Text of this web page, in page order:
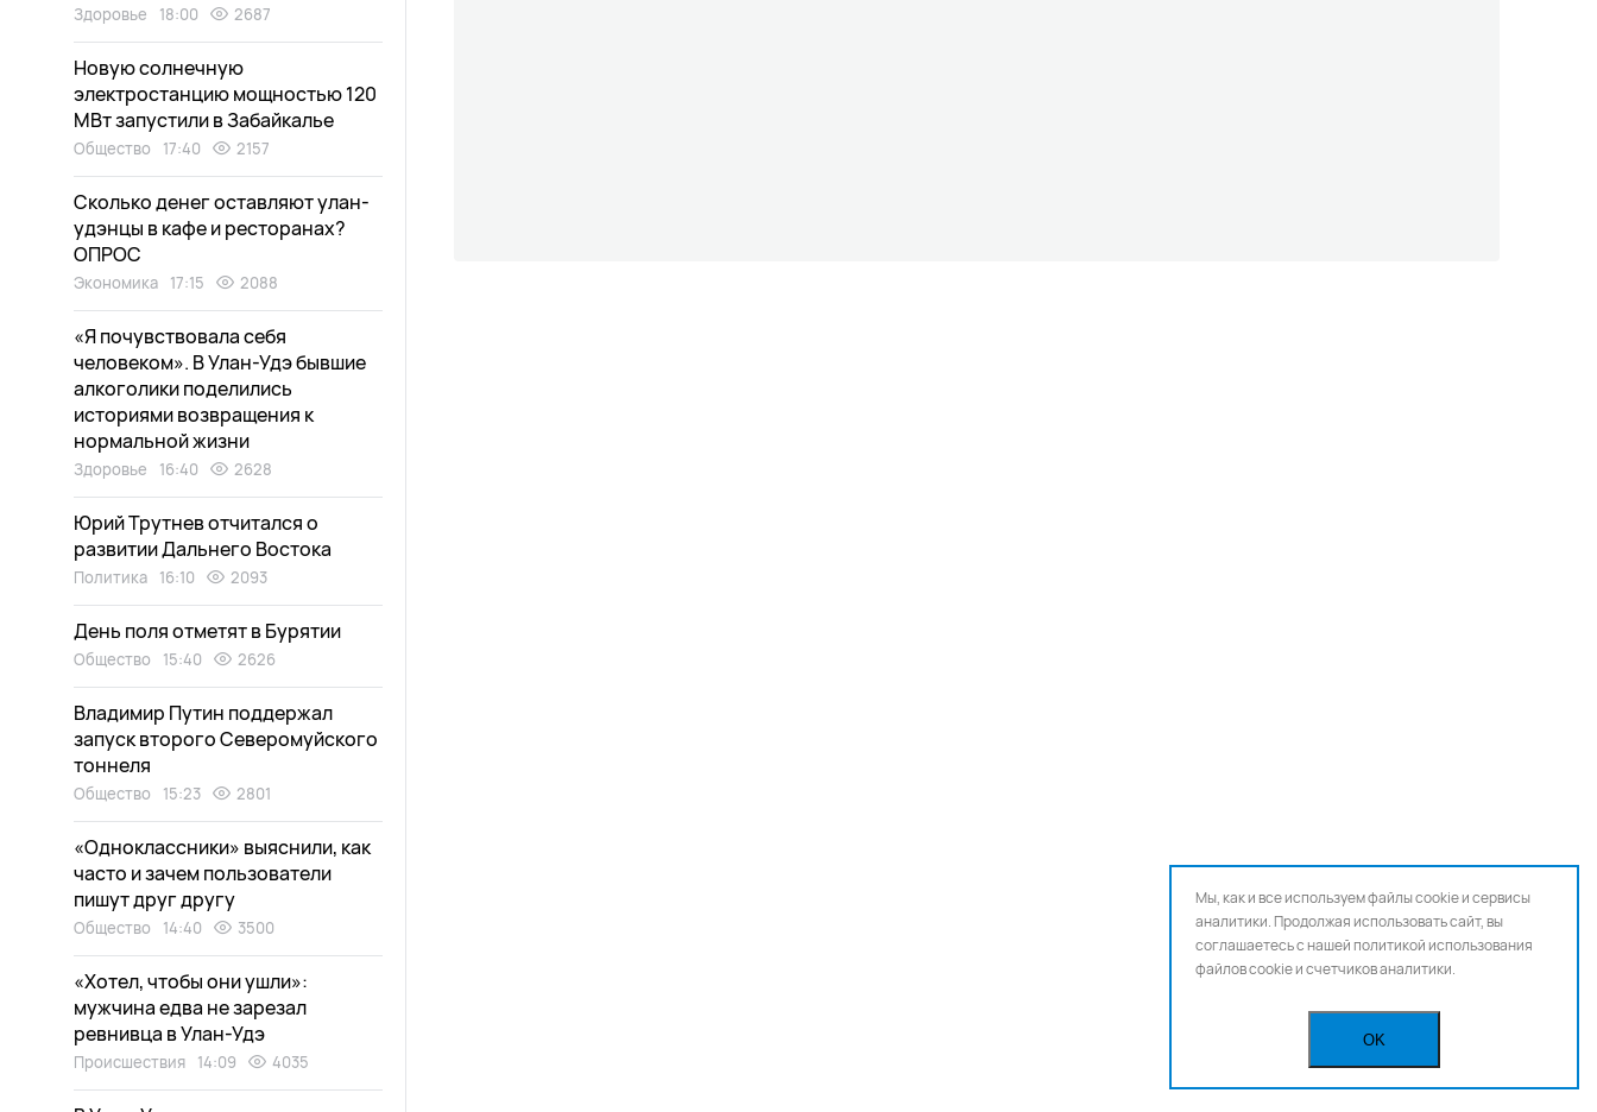
Здоровье 18:00 2687
Новую солнечную
электростанцию мощностью 120
МВт запустили в Забайкалье
Общество 17:40 2157
Сколько денег оставляют улан-
удэнцы в кафе и ресторанах?
ОПРОС
Экономика 17:15 2088
«Я почувствовала себя
человеком». В Улан-Удэ бывшие
алкоголики поделились
историями возвращения к
нормальной жизни
Здоровье 16:40 2628
Юрий Трутнев отчитался о
развитии Дальнего Востока
Политика 16:10 2093
День поля отметят в Бурятии
Общество 15:40 2626
Владимир Путин поддержал
запуск второго Северомуйского
тоннеля
Общество 15:23 2801
«Одноклассники» выяснили, как
часто и зачем пользователи
пишут друг другу
Общество 14:40 3500
«Хотел, чтобы они ушли»:
мужчина едва не зарезал
ревнивца в Улан-Удэ
Происшествия 14:09 4035
Мы, как и все используем файлы cookie и сервисы
аналитики. Продолжая использовать сайт, вы
соглашаетесь с нашейполитикой использования
файлов cookie и счетчиков аналитики.
OK